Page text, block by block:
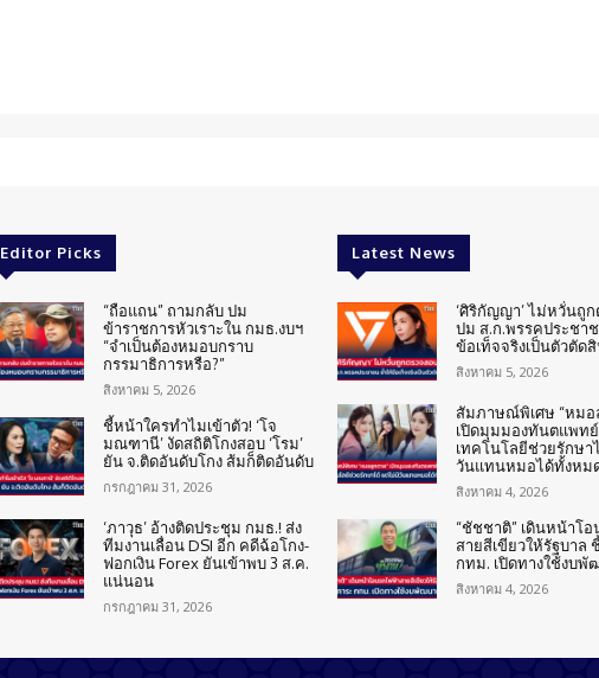
Editor Picks
“ถือแถน” ถามกลับ ปม
ข้าราชการหัวเราะใน กมธ.งบฯ
“จำเป็นต้องหมอบกราบ
กรรมาธิการหรือ?”
สิงหาคม 5, 2026
ชี้หน้าใครทำไมเข้าตัว! ‘โจ
มณฑานี’ งัดสถิติโกงสอบ ‘โรม’
ยัน จ.ติดอันดับโกง ส้มก็ติดอันดับ
กรกฎาคม 31, 2026
‘ภาวุธ’ อ้างติดประชุม กมธ.! ส่ง
ทีมงานเลื่อน DSI อีก คดีฉ้อโกง-
ฟอกเงิน Forex ยันเข้าพบ 3 ส.ค.
แน่นอน
กรกฎาคม 31, 2026
Latest News
‘ศิริกัญญา’ ไม่หวั่นถู
ปม ส.ก.พรรคประชา
ข้อเท็จจริงเป็นตัวตัด
สิงหาคม 5, 2026
สัมภาษณ์พิเศษ “หมอ
เปิดมุมมองทันตแพท
เทคโนโลยีช่วยรักษา
วันแทนหมอได้ทั้งหม
สิงหาคม 4, 2026
“ชัชชาติ” เดินหน้าโ
สายสีเขียวให้รัฐบาล
กทม. เปิดทางใช้งบพั
สิงหาคม 4, 2026